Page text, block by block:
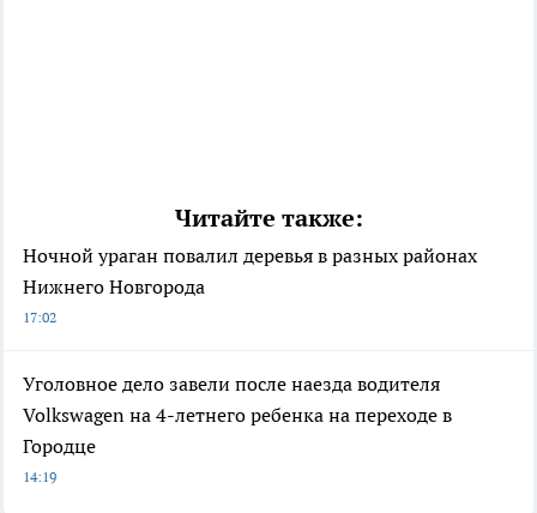
Читайте также:
Ночной ураган повалил деревья в разных районах
Нижнего Новгорода
17:02
Уголовное дело завели после наезда водителя
Volkswagen на 4-летнего ребенка на переходе в
Городце
14:19